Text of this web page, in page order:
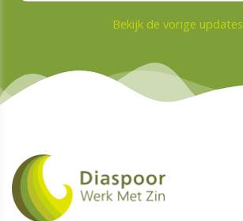
Bekijk de vorige updates